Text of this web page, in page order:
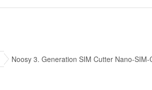
Noosy 3. Generation SIM Cutter Nano-